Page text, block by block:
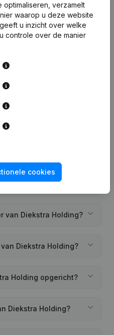
2023 2022
179.622
van Diekstra Holding?
van Diekstra Holding?
van Diekstra Holding?
Holding opgericht?
Diekstra Holding?
optimaliseren, verzamelt
waarop u deze website
geeft u inzicht over welke
controle over de manier
cookies